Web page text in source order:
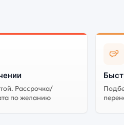
Рассрочка/
по желанию